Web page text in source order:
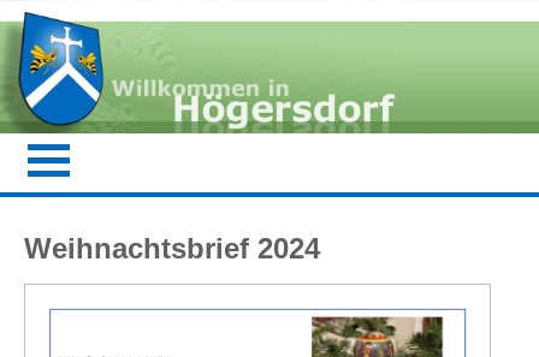
Weihnachtsbrief 2024